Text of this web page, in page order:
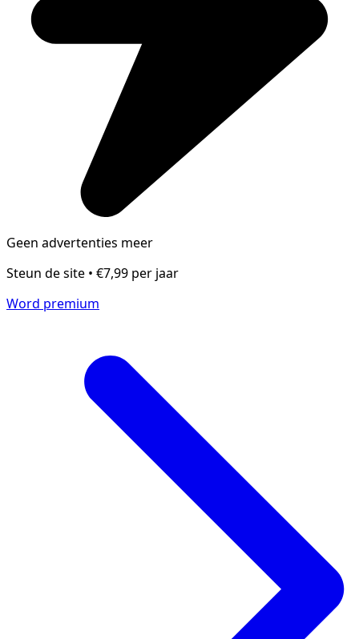
Geen advertenties meer
Steun de site • €7,99 per jaar
Word premium